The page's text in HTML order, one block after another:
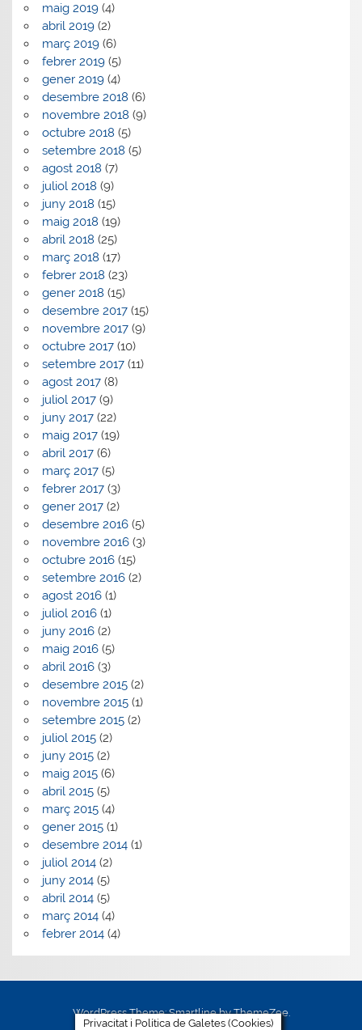
maig 2019(4)
abril 2019(2)
març 2019(6)
febrer 2019(5)
gener 2019(4)
desembre 2018 (6)
novembre 2018 (9)
octubre 2018 (5)
setembre 2018 (5)
agost 2018 (7)
juliol 2018 (9)
juny 2018 (15)
maig 2018 (19)
abril 2018 (25)
març 2018 (17)
febrer 2018 (23)
gener 2018 (15)
desembre 2017(15)
novembre 2017(9)
octubre 2017(10)
setembre 2017(11)
agost 2017(8)
juliol 2017(9)
juny 2017(22)
maig 2017(19)
abril 2017(6)
març 2017(5)
febrer 2017(3)
gener 2017(2)
desembre 2016(5)
novembre 2016(3)
octubre 2016(15)
setembre 2016(2)
agost 2016(1)
juliol 2016(1)
juny 2016(2)
maig 2016(5)
abril 2016(3)
desembre 2015(2)
novembre 2015(1)
setembre 2015(2)
juliol 2015(2)
juny 2015(2)
maig 2015(6)
abril 2015(5)
març 2015(4)
gener 2015(1)
desembre 2014(1)
juliol 2014(2)
juny 2014(5)
abril 2014(5)
març 2014(4)
febrer 2014(4)
WordPress Theme: Smartline by ThemeZee.
Privacitat i Política de Galetes (Cookies)